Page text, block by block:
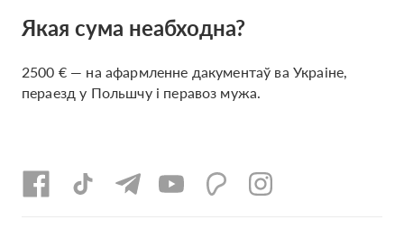
Якая сума неабходна?
2500 € — на афармленне дакументаў ва Украіне,
пераезд у Польшчу і перавоз мужа.